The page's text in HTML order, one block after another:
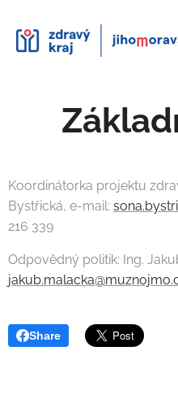
Koordinátorka projektu
Bystřická, e-mail:
216 339
Odpovědný politik: Ing.
Share